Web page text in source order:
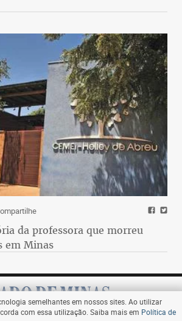
semelhantes em nossos sites. Ao utilizar
com essa utilização. Saiba mais em Política de
da professora que morreu
em Minas